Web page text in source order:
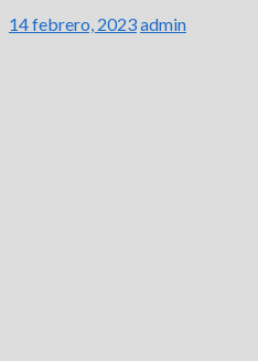
14 febrero, 2023admin